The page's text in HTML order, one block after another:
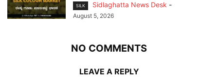
SILK Sidlaghatta News Desk -
August 5, 2026
NO COMMENTS
LEAVE A REPLY